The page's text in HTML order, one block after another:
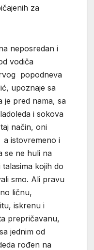
za
neposredan i
vodiča
popodneva
upoznaje sa
je pred nama, sa
i sokova
način, oni
istovremeno i
se ne huli na
kojih do
smo. Ali pravu
ličnu,
iskrenu i
prepričavanu,
jednim od
rođen na